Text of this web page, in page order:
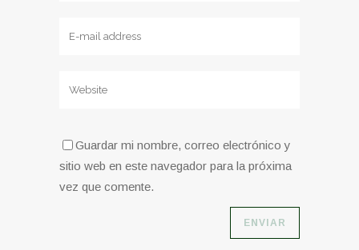
Guardar mi nombre, correo electrónico y
sitio web en este navegador para la próxima
vez que comente.